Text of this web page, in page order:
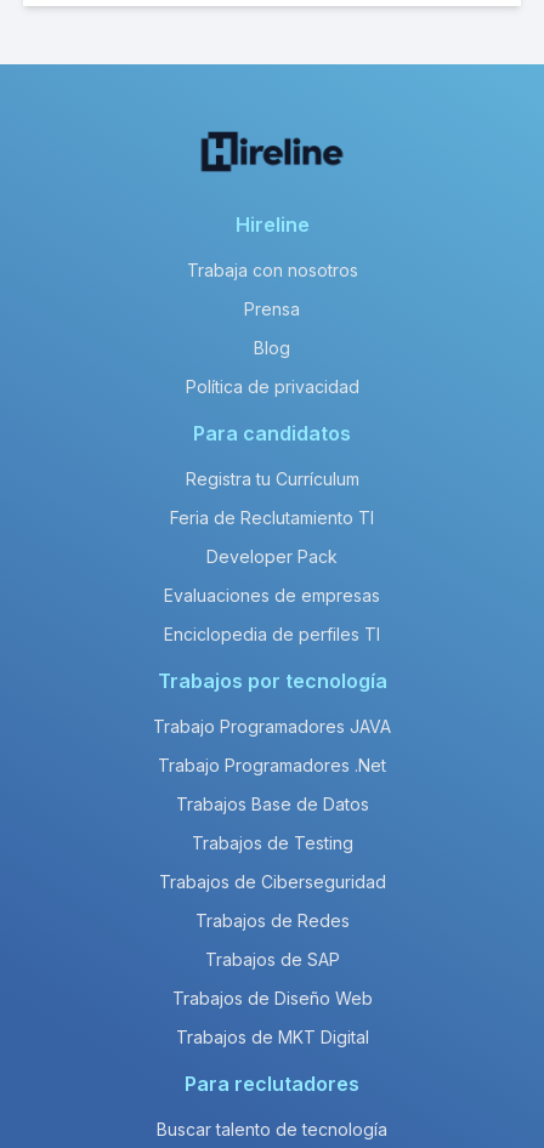
Hireline
Trabaja con nosotros
Prensa
Blog
Política de privacidad
Para candidatos
Registra tu Currículum
Feria de Reclutamiento TI
Developer Pack
Evaluaciones de empresas
Enciclopedia de perfiles TI
Trabajos por tecnología
Trabajo Programadores JAVA
Trabajo Programadores .Net
Trabajos Base de Datos
Trabajos de Testing
Trabajos de Ciberseguridad
Trabajos de Redes
Trabajos de SAP
Trabajos de Diseño Web
Trabajos de MKT Digital
Para reclutadores
Buscar talento de tecnología